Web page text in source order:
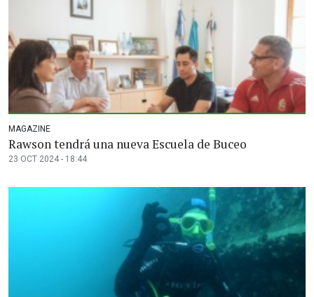
MAGAZINE
Rawson tendrá una nueva Escuela de Buceo
23 OCT 2024 - 18:44